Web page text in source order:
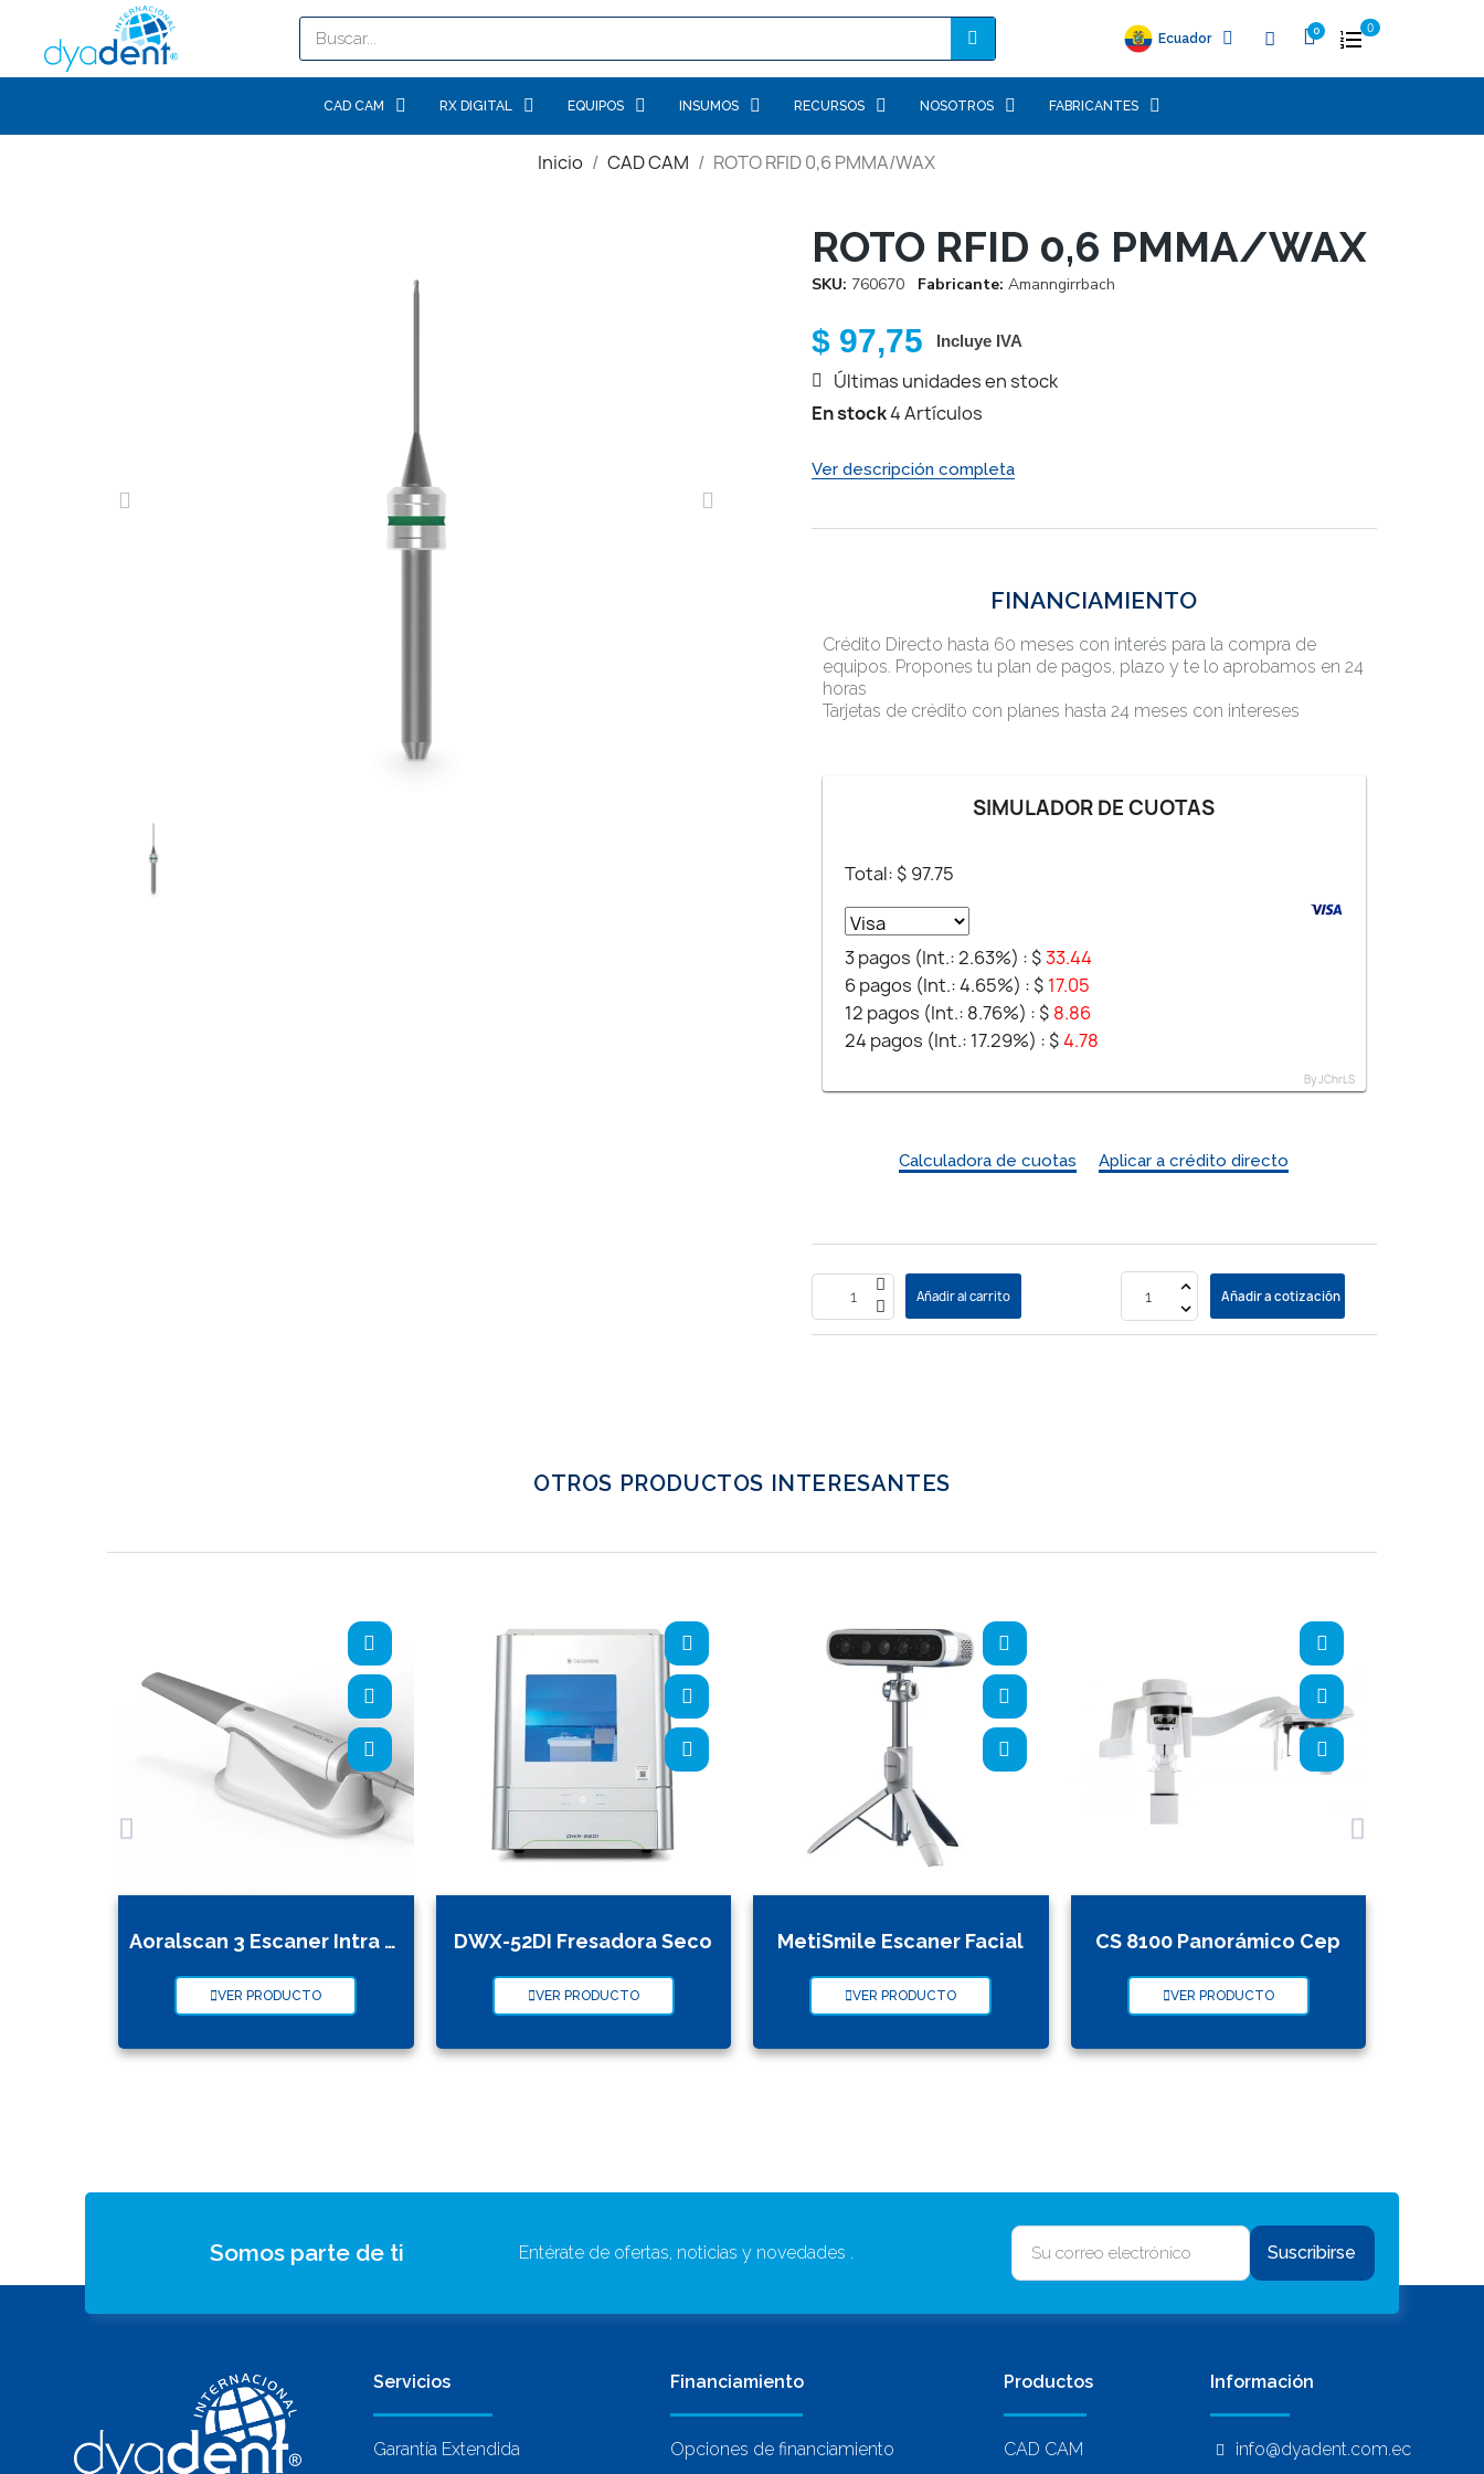
Ecuador
0
CAD CAM RX DIGITAL EQUIPOS INSUMOS RECURSOS NOSOTROS FABRICANTES
Inicio CAD CAM ROTO RFID 0,6 PMMA/WAX
ROTO RFID 0,6 PMMA/WAX
SKU 760670 Fabricante Amanngirrbach
$ 97,75 Incluye IVA
Últimas unidades en stock
En stock4 Artículos
Ver descripción completa
FINANCIAMIENTO
Crédito Directo hasta 60 meses con interés para la compra de
equipos. Propones tu plan de pagos, plazo y te lo aprobamos en 24
horas
Tarjetas de crédito con planes hasta 24 meses con intereses
SIMULADOR DE CUOTAS
Total: $ 97.75
3 pagos (Int.: 2.63%) : $33.44
6 pagos (Int.: 4.65%) : $ 17.05
12 pagos (Int.: 8.76%) : $ 8.86
24 pagos (Int.: 17.29%) : $4.78
By JChrLS
Calculadora de cuotas Aplicar a crédito directo
Añadir al carrito Añadir a cotización
OTROS PRODUCTOS INTERESANTES
Aoralscan 3 Escaner Intra Oral
VER PRODUCTO
DWX-52DI Fresadora Seco
VER PRODUCTO
MetiSmile Escaner Facial
VER PRODUCTO
CS 8100 Panorámico Cep
VER PRODUCTO
Somos parte de ti Entérate de ofertas, noticias y novedades . Suscribirse
Servicios
Garantía Extendida
Financiamiento
Opciones de financiamiento
Productos
CAD CAM
Información
info@dyadent.com.ec